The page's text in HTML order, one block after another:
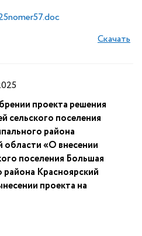
Скачать
проекта решения
сельского поселения
района
области «О внесении
поселения Большая
района Красноярский
проекта на